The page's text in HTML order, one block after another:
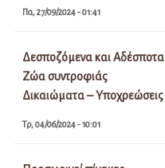
Πα, 27/09/2024 - 01:41
Δεσποζόμενα και Αδέσποτα
Ζώα συντροφιάς
Δικαιώματα – Υποχρεώσεις
Τρ, 04/06/2024 - 10:01